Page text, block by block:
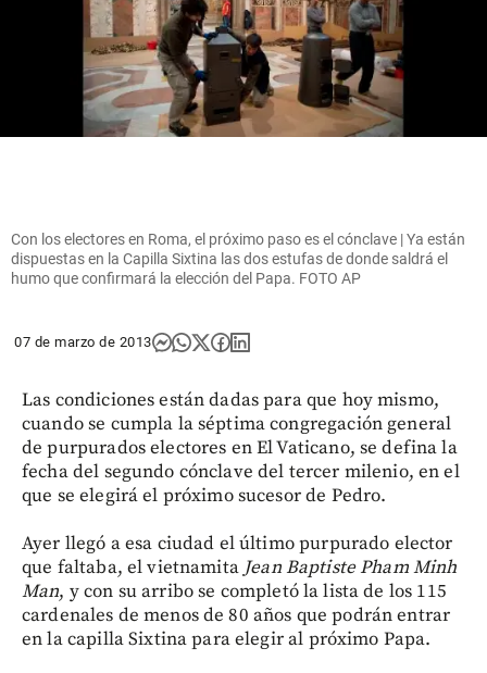
Con los electores en Roma, el próximo paso es el cónclave | Ya están
dispuestas en la Capilla Sixtina las dos estufas de donde saldrá el
humo que confirmará la elección del Papa. FOTO AP
07 de marzo de 2013
Las condiciones están dadas para que hoy mismo,
cuando se cumpla la séptima congregación general
de purpurados electores en El Vaticano, se defina la
fecha del segundo cónclave del tercer milenio, en el
que se elegirá el próximo sucesor de Pedro.
Ayer llegó a esa ciudad el último purpurado elector
que faltaba, el vietnamita Jean Baptiste Pham Minh
Man, y con su arribo se completó la lista de los 115
cardenales de menos de 80 años que podrán entrar
en la capilla Sixtina para elegir al próximo Papa.